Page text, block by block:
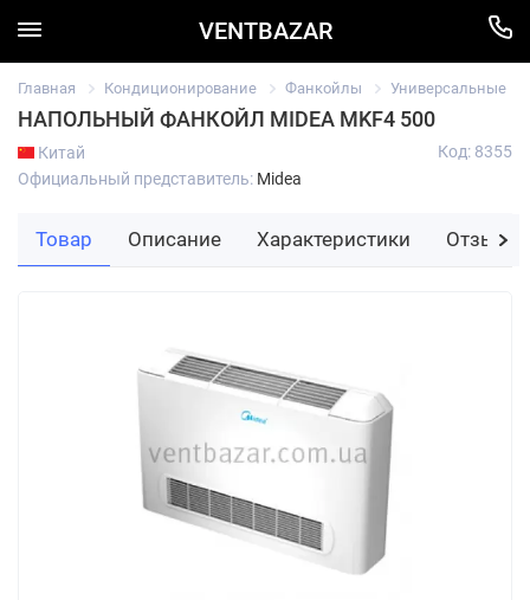
VENTBAZAR
Главная Кондиционирование Фанкойлы Универсальные
НАПОЛЬНЫЙ ФАНКОЙЛ MIDEA MKF4 500
Китай
Официальный представитель: Midea
Код: 8355
Товар Описание Характеристики Отзывы